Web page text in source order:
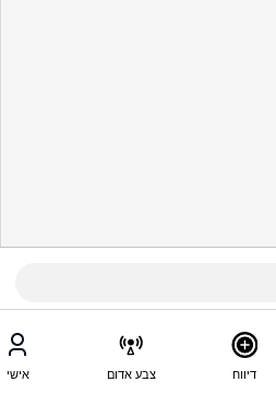
דיווח צבע אדום אישי